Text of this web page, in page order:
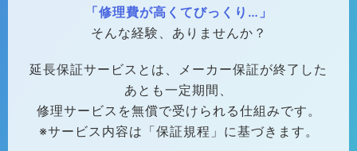
「修理費が高くてびっくり…」
そんな経験、ありませんか？
延長保証サービスとは、メーカー保証が終了した
あとも一定期間、
修理サービスを無償で受けられる仕組みです。
※サービス内容は「保証規程」に基づきます。